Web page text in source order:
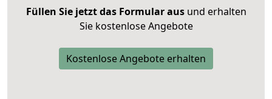
Füllen Sie jetzt das Formular ausund erhalten
Sie kostenlose Angebote
Kostenlose Angebote erhalten